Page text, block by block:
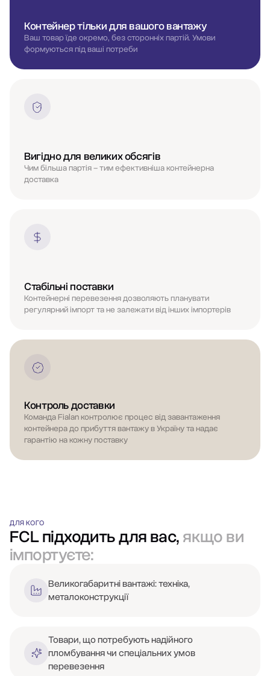
Контейнер тільки для вашого вантажу
Ваш товар їде окремо, без сторонніх партій. Умови
формуються під ваші потреби
Вигідно для великих обсягів
Чим більша партія – тим ефективніша контейнерна
доставка
Стабільні поставки
Контейнерні перевезення дозволяють планувати
регулярний імпорт та не залежати від інших імпортерів
Контроль доставки
Команда Fialan контролює процес від завантаження
контейнера до прибуття вантажу в Україну та надає
гарантію на кожну поставку
ДЛЯ КОГО
FCL підходить для вас,якщо ви
імпортуєте:
Великогабаритні вантажі: техніка,
металоконструкції
Товари, що потребують надійного
пломбування чи спеціальних умов
перевезення